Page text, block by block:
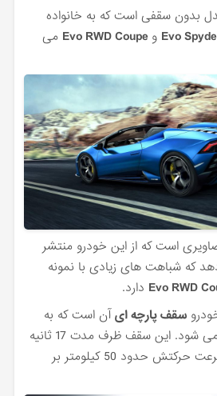
بدون سقفی است که به خانواده
Evo و Evo RWD Coupe
می
است که از این خودرو منتشر
که شباهت های زیادی با نمونه
Evo RWD دارد.
سقف پارچه ایآن است که به
صورت برقی باز و بسته می شود. این سقف ظرف مدت 17 ثانیه
باز و بسته می شود و سرعت حرکتش حدود 50 کیلومتر بر